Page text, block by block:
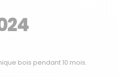
bois pendant 10 mois.